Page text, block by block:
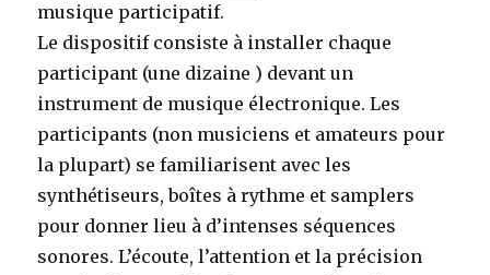
musique participatif.
Le dispositif consiste à installer chaque
participant (une dizaine ) devant un
instrument de musique électronique. Les
participants (non musiciens et amateurs pour
la plupart) se familiarisent avec les
synthétiseurs, boîtes à rythme et samplers
pour donner lieu à d’intenses séquences
sonores. L’écoute, l’attention et la précision